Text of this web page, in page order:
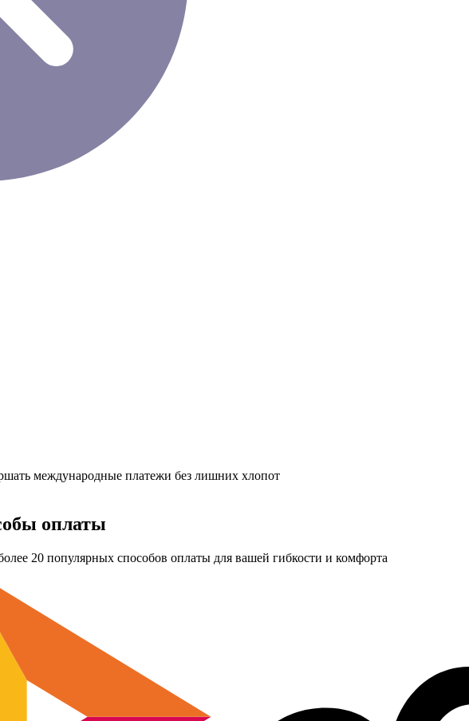
международные платежи без лишних хлопот
оплаты
20 популярных способов оплаты для вашей гибкости и комфорта